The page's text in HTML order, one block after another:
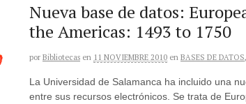
Nueva base de datos:
the Americas: 1493 to 1750
por Bibliotecas en 11 NOVIEMBRE 2010 en BASES DE DATOS,
La Universidad de Salamanca ha incluido una
entre sus recursos electrónicos. Se trata de